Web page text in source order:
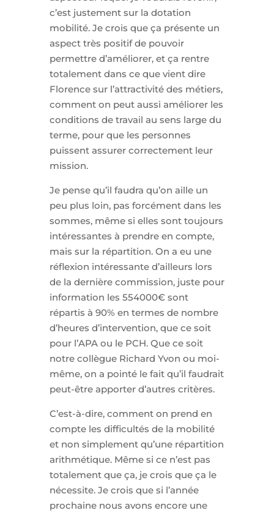
c’est justement sur la dotation
mobilité. Je crois que ça présente un
aspect très positif de pouvoir
permettre d’améliorer, et ça rentre
totalement dans ce que vient dire
Florence sur l’attractivité des métiers,
comment on peut aussi améliorer les
conditions de travail au sens large du
terme, pour que les personnes
puissent assurer correctement leur
mission.
Je pense qu’il faudra qu’on aille un
peu plus loin, pas forcément dans les
sommes, même si elles sont toujours
intéressantes à prendre en compte,
mais sur la répartition. On a eu une
réflexion intéressante d’ailleurs lors
de la dernière commission, juste pour
information les 554000€ sont
répartis à 90% en termes de nombre
d’heures d’intervention, que ce soit
pour l’APA ou le PCH. Que ce soit
notre collègue Richard Yvon ou moi-
même, on a pointé le fait qu’il faudrait
peut-être apporter d’autres critères.
C’est-à-dire, comment on prend en
compte les difficultés de la mobilité
et non simplement qu’une répartition
arithmétique. Même si ce n’est pas
totalement que ça, je crois que ça le
nécessite. Je crois que si l’année
prochaine nous avons encore une